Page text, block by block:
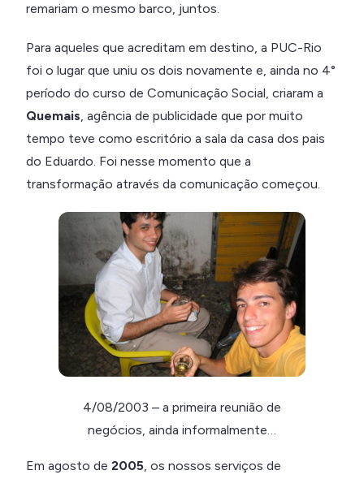
remariam o mesmo barco, juntos.
Para aqueles que acreditam em destino, a PUC-Rio
foi o lugar que uniu os dois novamente e, ainda no 4°
período do curso de Comunicação Social, criaram a
Quemais, agência de publicidade que por muito
tempo teve como escritório a sala da casa dos pais
do Eduardo. Foi nesse momento que a
transformação através da comunicação começou.
4/08/2003 – a primeira reunião de
negócios, ainda informalmente…
Em agosto de 2005 , os nossos serviços de